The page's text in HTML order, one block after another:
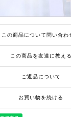
この商品について問い合わ
この商品を友達に教える
ご返品について
お買い物を続ける